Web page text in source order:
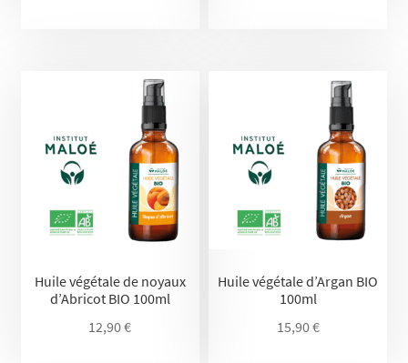
Huile végétale de noyaux
d’Abricot BIO 100ml
12,90€
Huile végétale d’Argan BIO
100ml
15,90€